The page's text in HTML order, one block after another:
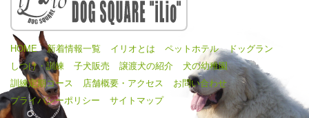
HOME 新着情報一覧 イリオとは ペットホテル
ドッグラン
しつけ・訓練
子犬販売 譲渡犬の紹介
犬の幼稚園
訓練定期コース
店舗概要・アクセス
お問い合わせ
プライバシーポリシー
サイトマップ